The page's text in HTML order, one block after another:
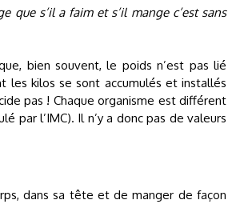
que s’il a faim et s’il mange c’est sans
bien souvent, le poids n’est pas lié
les kilos se sont accumulés et installés
pas ! Chaque organisme est différent
par l’IMC). Il n’y a donc pas de valeurs
dans sa tête et de manger de façon